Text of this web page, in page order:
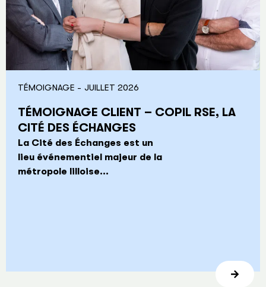
TÉMOIGNAGE - JUILLET 2026
TÉMOIGNAGE CLIENT – COPIL RSE, LA
CITÉ DES ÉCHANGES
La Cité des Échanges est un
lieu événementiel majeur de la
métropole lilloise...